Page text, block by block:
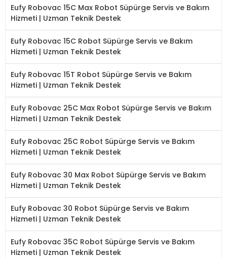
Eufy Robovac 15C Max Robot Süpürge Servis ve Bakım
Hizmeti | Uzman Teknik Destek
Eufy Robovac 15C Robot Süpürge Servis ve Bakım
Hizmeti | Uzman Teknik Destek
Eufy Robovac 15T Robot Süpürge Servis ve Bakım
Hizmeti | Uzman Teknik Destek
Eufy Robovac 25C Max Robot Süpürge Servis ve Bakım
Hizmeti | Uzman Teknik Destek
Eufy Robovac 25C Robot Süpürge Servis ve Bakım
Hizmeti | Uzman Teknik Destek
Eufy Robovac 30 Max Robot Süpürge Servis ve Bakım
Hizmeti | Uzman Teknik Destek
Eufy Robovac 30 Robot Süpürge Servis ve Bakım
Hizmeti | Uzman Teknik Destek
Eufy Robovac 35C Robot Süpürge Servis ve Bakım
Hizmeti | Uzman Teknik Destek